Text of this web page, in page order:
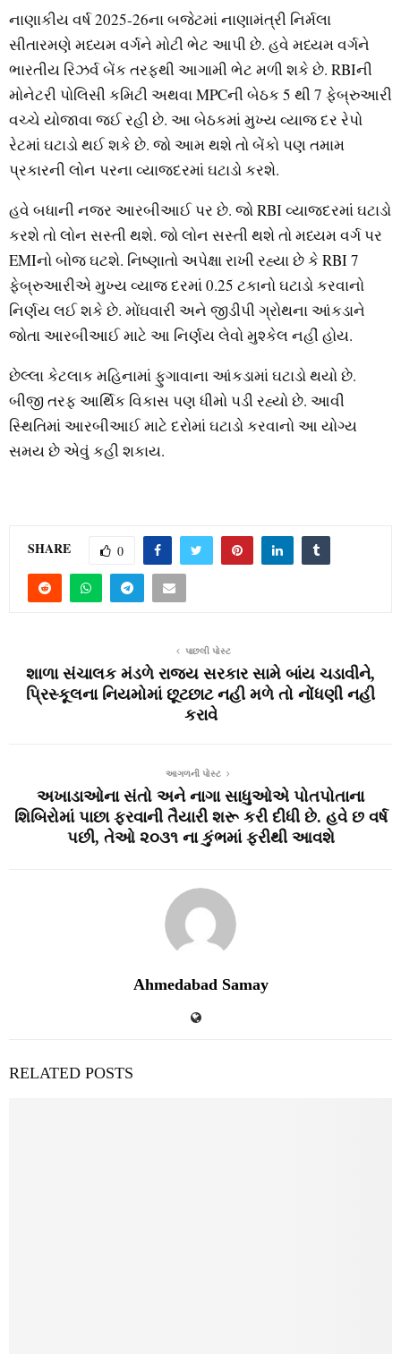
નાણાકીય વર્ષ 2025-26ના બજેટમાં નાણામંત્રી નિર્મલા
સીતારમણે મધ્યમ વર્ગને મોટી ભેટ આપી છે. હવે મધ્યમ વર્ગને
ભારતીય રિઝર્વ બેંક તરફથી આગામી ભેટ મળી શકે છે. RBIની
મોનેટરી પોલિસી કમિટી અથવા MPCની બેઠક 5 થી 7 ફેબ્રુઆરી
વચ્ચે યોજાવા જઈ રહી છે. આ બેઠકમાં મુખ્ય વ્યાજ દર રેપો
રેટમાં ઘટાડો થઈ શકે છે. જો આમ થશે તો બેંકો પણ તમામ
પ્રકારની લોન પરના વ્યાજદરમાં ઘટાડો કરશે.
હવે બધાની નજર આરબીઆઈ પર છે. જો RBI વ્યાજદરમાં ઘટાડો
કરશે તો લોન સસ્તી થશે. જો લોન સસ્તી થશે તો મધ્યમ વર્ગ પર
EMIનો બોજ ઘટશે. નિષ્ણાતો અપેક્ષા રાખી રહ્યા છે કે RBI 7
ફેબ્રુઆરીએ મુખ્ય વ્યાજ દરમાં 0.25 ટકાનો ઘટાડો કરવાનો
નિર્ણય લઈ શકે છે. મોંઘવારી અને જીડીપી ગ્રોથના આંકડાને
જોતા આરબીઆઈ માટે આ નિર્ણય લેવો મુશ્કેલ નહીં હોય.
છેલ્લા કેટલાક મહિનામાં ફુગાવાના આંકડામાં ઘટાડો થયો છે.
બીજી તરફ આર્થિક વિકાસ પણ ધીમો પડી રહ્યો છે. આવી
સ્થિતિમાં આરબીઆઈ માટે દરોમાં ઘટાડો કરવાનો આ યોગ્ય
સમય છે એવું કહી શકાય.
SHARE 0
પાછલી પોસ્ટ
શાળા સંચાલક મંડળે રાજ્ય સરકાર સામે બાંય ચડાવીને,
પ્રિસ્કૂલના નિયમોમાં છૂટછાટ નહી મળે તો નોંધણી નહી
કરાવે
આગળની પોસ્ટ
અખાડાઓના સંતો અને નાગા સાધુઓએ પોતપોતાના
શિબિરોમાં પાછા ફરવાની તૈયારી શરૂ કરી દીધી છે. હવે છ વર્ષ
પછી, તેઓ ૨૦૩૧ ના કુંભમાં ફરીથી આવશે
Ahmedabad Samay
RELATED POSTS